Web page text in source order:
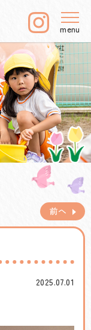
menu
前へ
2025.07.01